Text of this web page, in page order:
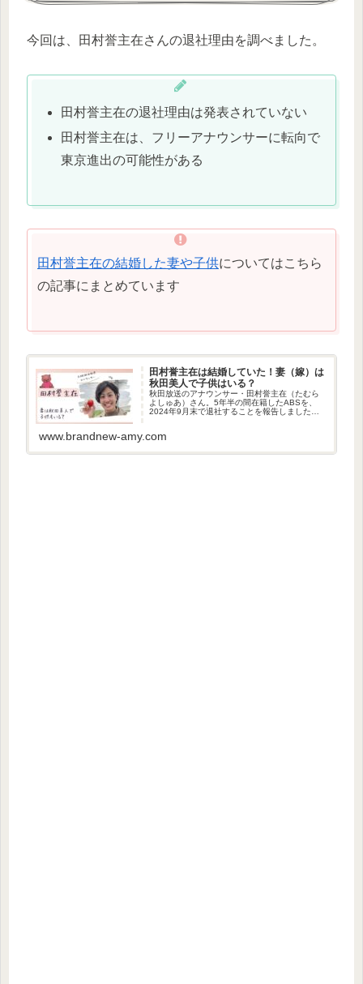
今回は、田村誉主在さんの退社理由を調べました。
田村誉主在の退社理由は発表されていない
田村誉主在は、フリーアナウンサーに転向で
東京進出の可能性がある
田村誉主在の結婚した妻や子供についてはこちら
の記事にまとめています
田村誉主在は結婚していた！妻（嫁）は
秋田美人で子供はいる？
秋田放送のアナウンサー・田村誉主在（たむら
よしゅあ）さん。5年半の間在籍したABSを、
2024年9月末で退社することを報告しました。
いて調べました。2020...
www.brandnew-amy.com